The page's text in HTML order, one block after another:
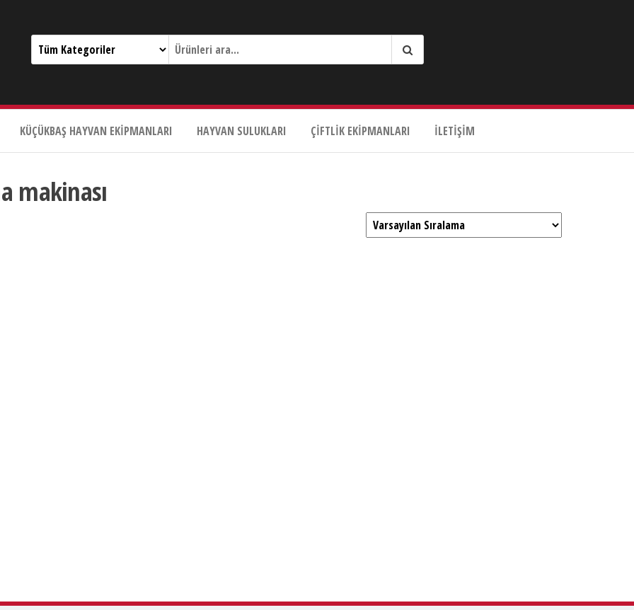
KÜÇÜKBAŞ HAYVAN EKIPMANLARI HAYVAN SULUKLARI ÇIFTLIK EKIPMANLARI İLETIŞIM
makinası